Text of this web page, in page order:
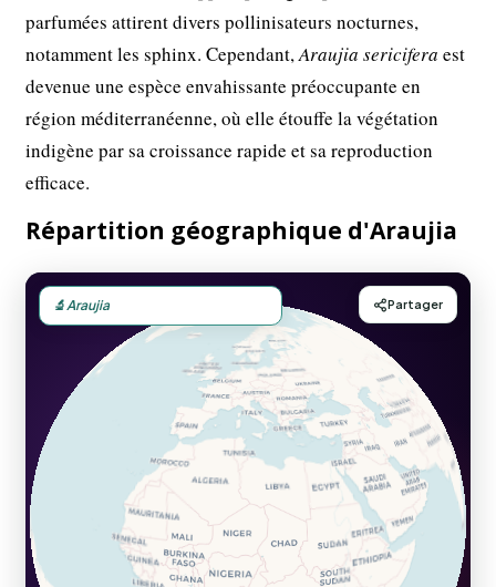
parfumées attirent divers pollinisateurs nocturnes,
notamment les sphinx. Cependant,Araujia sericifera est
devenue une espèce envahissante préoccupante en
région méditerranéenne, où elle étouffe la végétation
indigène par sa croissance rapide et sa reproduction
efficace.
Répartition géographique d'Araujia